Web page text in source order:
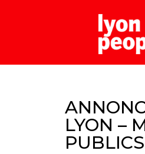
LYON –
PUBLICS